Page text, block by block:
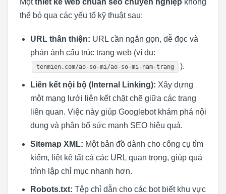
thể bỏ qua các yếu tố kỹ thuật sau:
URL thân thiện: URL cần ngắn gọn, dễ đọc và
phản ánh cấu trúc trang web (ví dụ:
tenmien.com/ao-so-mi/ao-so-mi-nam-trang ).
Liên kết nội bộ (Internal Linking): Xây dựng
một mạng lưới liên kết chặt chẽ giữa các trang
liên quan. Việc này giúp Googlebot khám phá nội
dung và phân bổ sức mạnh SEO hiệu quả.
Sitemap XML: Một bản đồ dành cho công cụ tìm
kiếm, liệt kê tất cả các URL quan trọng, giúp quá
trình lập chỉ mục nhanh hơn.
Robots.txt: Tệp chỉ dẫn cho các bot biết khu vực